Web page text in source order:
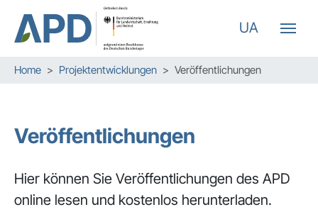
Zum Hauptinhalt springen
Skip to page footer
UA
Sie sind hier:
Home Projektentwicklungen Veröffentlichungen
Veröffentlichungen
Hier können Sie Veröffentlichungen des APD
online lesen und kostenlos herunterladen.